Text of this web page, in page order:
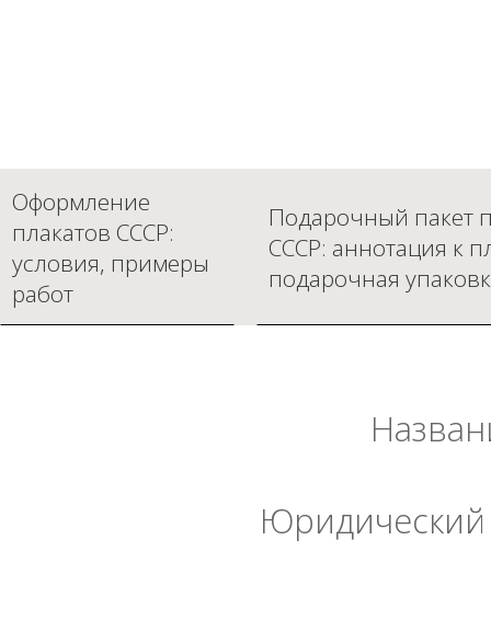
Оформление
плакатов СССР:
условия, примеры
работ
Подарочный пакет
СССР: аннотация к
подарочная